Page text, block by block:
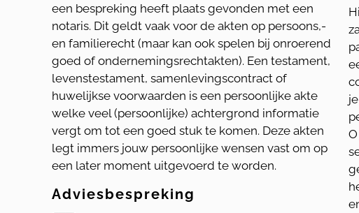
een bespreking heeft plaats gevonden met een
notaris. Dit geldt vaak voor de akten op persoons,-
en familierecht (maar kan ook spelen bij onroerend
goed of ondernemingsrechtakten). Een testament,
levenstestament, samenlevingscontract of
huwelijkse voorwaarden is een persoonlijke akte
welke veel (persoonlijke) achtergrond informatie
vergt om tot een goed stuk te komen. Deze akten
legt immers jouw persoonlijke wensen vast om op
een later moment uitgevoerd te worden.
Adviesbespreking